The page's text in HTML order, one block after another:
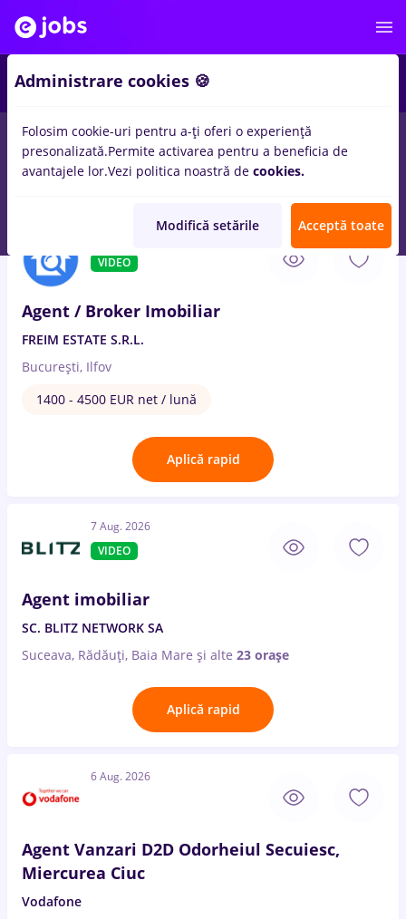
Salarii Remote (de acasă) București Cluj-
VIDEO
Agent / Broker Imobiliar
FREIM ESTATE S.R.L.
București, Ilfov
1400 - 4500 EUR net / lună
Aplică rapid
7 Aug. 2026
VIDEO
Agent imobiliar
SC. BLITZ NETWORK SA
Suceava, Rădăuți, Baia Mare și alte 23 orașe
Aplică rapid
6 Aug. 2026
Agent Vanzari D2D Odorheiul Secuiesc,
Miercurea Ciuc
Vodafone
Administrare cookies 🍪
Folosim cookie-uri pentru a-ți oferi o experiență
presonalizată.Permite activarea pentru a beneficia de
avantajele lor.Vezi politica noastră de cookies.
Modifică setările Acceptă toate